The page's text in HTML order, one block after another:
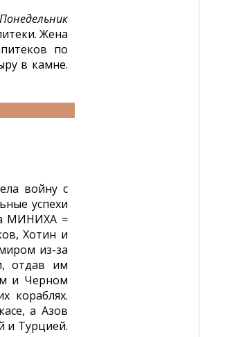
Жена
по
в камне.
войну с
успехи
МИНИХА ≈
Хотин и
из-за
отдав им
и Черном
кораблях.
а Азов
и Турцией.